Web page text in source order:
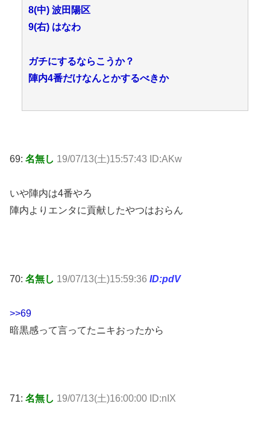
8(中) 波田陽区
9(右) はなわ
ガチにするならこうか？
陣内4番だけなんとかするべきか
69: 名無し 19/07/13(土)15:57:43 ID:AKw
いや陣内は4番やろ
陣内よりエンタに貢献したやつはおらん
70: 名無し 19/07/13(土)15:59:36 ID:pdV
>>69
暗黒感って言ってたニキおったから
71: 名無し 19/07/13(土)16:00:00 ID:nIX